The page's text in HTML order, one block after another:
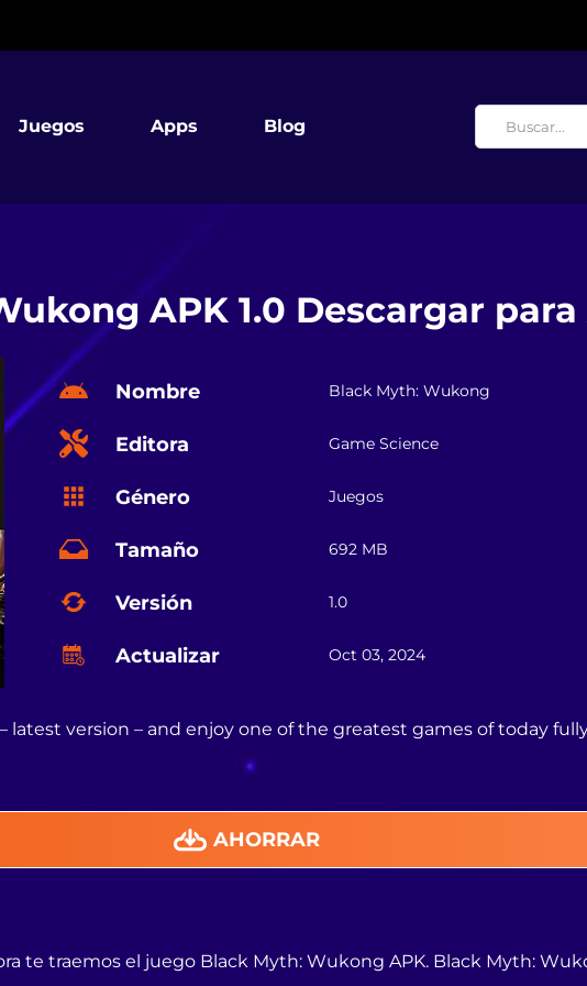
Juegos Apps Blog
APK 1.0 Descargar
Nombre Black Myth: Wukong
Editora Game Science
Género Juegos
Tamaño 692 MB
Versión 1.0
Actualizar Oct 03, 2024
latest version – and enjoy one of the greatest games of today
AHORRAR
te traemos el juego Black Myth: Wukong APK. Black Myth: